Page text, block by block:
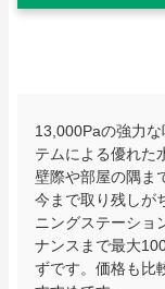
13,000Paの強力
テムによる優れた
壁際や部屋の隅ま
今まで取り残しが
ニングステーショ
ナンスまで最大
ずです。価格も比